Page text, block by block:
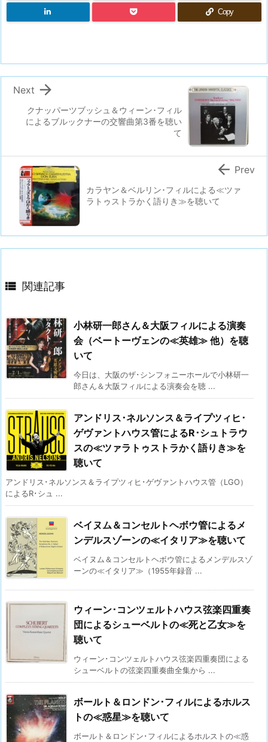
Copy
クナッパーツブッシュ＆ウィーン･フィル
によるブルックナーの交響曲第3番を聴い
て

Next
カラヤン＆ベルリン･フィルによる≪ツァ
ラトゥストラかく語りき≫を聴いて
 Prev
 関連記事
小林研一郎さん＆大阪フィルによる演奏
会（ベートーヴェンの≪英雄≫ 他）を聴
いて
今日は、大阪のザ･シンフォニーホールで小林研一
郎さん＆大阪フィルによる演奏会を聴 ...
アンドリス･ネルソンス＆ライプツィヒ･
ゲヴァントハウス管によるR･シュトラウ
スの≪ツァラトゥストラかく語りき≫を
聴いて
アンドリス･ネルソンス＆ライプツィヒ･ゲヴァントハウス管（LGO）
によるR･シュ ...
ベイヌム＆コンセルトヘボウ管によるメ
ンデルスゾーンの≪イタリア≫を聴いて
ベイヌム＆コンセルトヘボウ管によるメンデルスゾ
ーンの≪イタリア≫（1955年録音 ...
ウィーン･コンツェルトハウス弦楽四重奏
団によるシューベルトの≪死と乙女≫を
聴いて
ウィーン･コンツェルトハウス弦楽四重奏団による
シューベルトの弦楽四重奏曲全集から ...
ボールト＆ロンドン･フィルによるホルス
トの≪惑星≫を聴いて
ボールト＆ロンドン･フィルによるホルストの≪惑